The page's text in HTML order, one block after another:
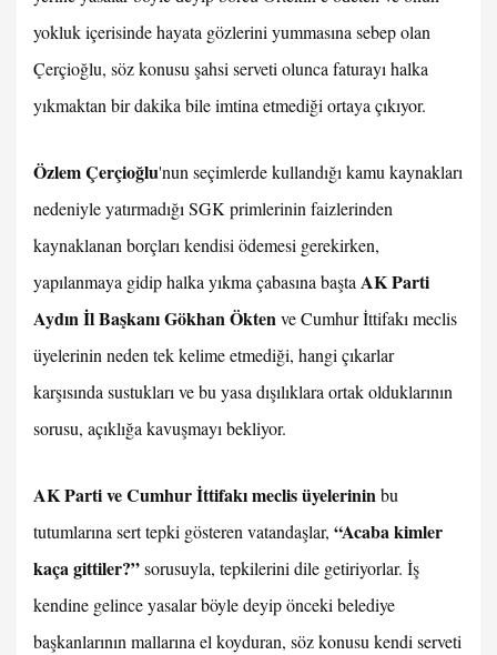
yokluk içerisinde hayata gözlerini yummasına sebep olan
Çerçioğlu, söz konusu şahsi serveti olunca faturayı halka
yıkmaktan bir dakika bile imtina etmediği ortaya çıkıyor.
Özlem Çerçioğlu'nun seçimlerde kullandığı kamu kaynakları
nedeniyle yatırmadığı SGK primlerinin faizlerinden
kaynaklanan borçları kendisi ödemesi gerekirken,
yapılanmaya gidip halka yıkma çabasına başta AK Parti
Aydın İl Başkanı Gökhan Öktenve Cumhur İttifakı meclis
üyelerinin neden tek kelime etmediği, hangi çıkarlar
karşısında sustukları ve bu yasa dışılıklara ortak olduklarının
sorusu, açıklığa kavuşmayı bekliyor.
AK Parti ve Cumhur İttifakı meclis üyelerininbu
tutumlarına sert tepki gösteren vatandaşlar, “Acaba kimler
kaça gittiler?”sorusuyla, tepkilerini dile getiriyorlar. İş
kendine gelince yasalar böyle deyip önceki belediye
başkanlarının mallarına el koyduran, söz konusu kendi serveti